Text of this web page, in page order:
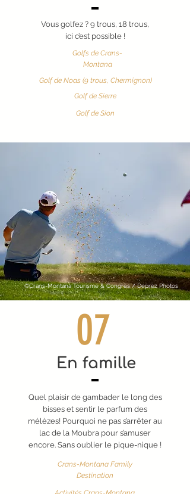
Vous golfez ? 9 trous, 18 trous,
ici c’est possible !
Golfs de Crans-
Montana
Golf de Noas (9 trous, Chermignon)
Golf de Sierre
Golf de Sion
©Crans-Montana Tourisme & Congrès / Deprez Photos
En famille
07
Quel plaisir de gambader le long des
bisses et sentir le parfum des
mélèzes! Pourquoi ne pas s’arrêter au
lac de la Moubra pour s’amuser
encore. Sans oublier le pique-nique !
Crans-Montana Family
Destination